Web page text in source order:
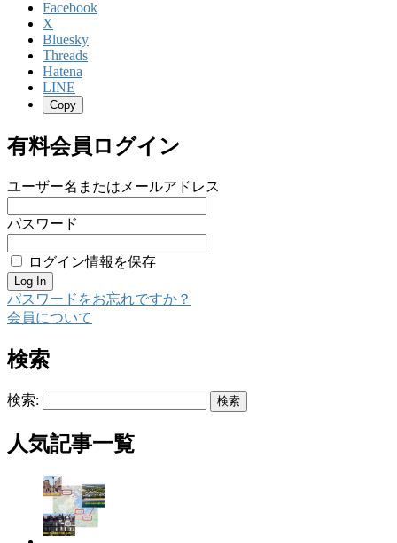
Facebook
X
Bluesky
Threads
Hatena
LINE
Copy
有料会員ログイン
ユーザー名またはメールアドレス
パスワード
ログイン情報を保存
パスワードをお忘れですか？
会員について
検索
検索:
人気記事一覧